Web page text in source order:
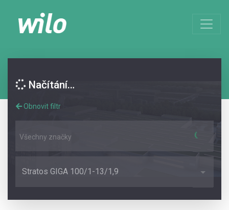
Načítání…
Obnovit filtr
Všechny značky
Stratos GIGA 100/1-13/1,9